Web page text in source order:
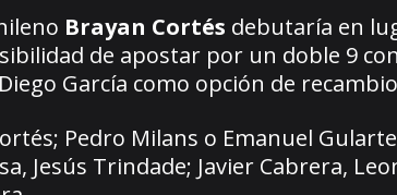
Brayan Cortés debutaría en
de apostar por un doble 9
García como opción de
Pedro Milans o Emanuel
Jesús Trindade; Javier Cabrera,